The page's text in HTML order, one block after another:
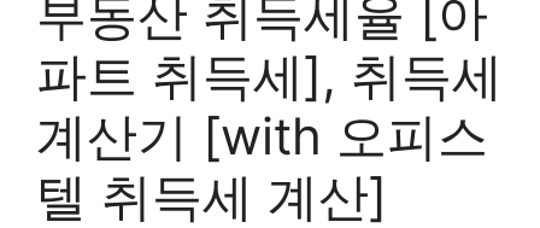
부동산 취득세율 [아
파트 취득세], 취득세
계산기 [with 오피스
텔 취득세 계산]